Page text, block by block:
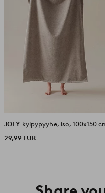
JOEY kylpypyyhe, iso, 100x150
29,99 EUR